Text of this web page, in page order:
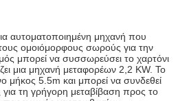
αυτοματοποιημένη μηχανή που
ομοιόμορφους σωρούς για την
μπορεί να συσσωρεύσει το χαρτόνι
μια μηχανή μεταφορέων 2,2 KW. Το
μήκος 5.5m και μπορεί να συνδεθεί
τη γρήγορη μεταβίβαση προς το